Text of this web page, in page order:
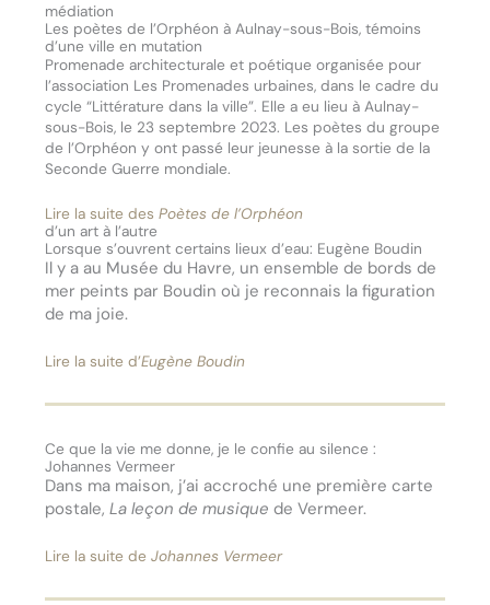
médiation
Les poètes de l’Orphéon à Aulnay-sous-Bois, témoins
d’une ville en mutation
Promenade architecturale et poétique organisée pour
l’association Les Promenades urbaines, dans le cadre du
cycle “Littérature dans la ville”. Elle a eu lieu à Aulnay-
sous-Bois, le 23 septembre 2023. Les poètes du groupe
de l’Orphéon y ont passé leur jeunesse à la sortie de la
Seconde Guerre mondiale.
Lire la suite desPoètes de l’Orphéon
d’un art à l’autre
Lorsque s’ouvrent certains lieux d’eau: Eugène Boudin
Il y a au Musée du Havre, un ensemble de bords de
mer peints par Boudin où je reconnais la figuration
de ma joie.
Lire la suite d’Eugène Boudin
Ce que la vie me donne, je le confie au silence :
Johannes Vermeer
Dans ma maison, j’ai accroché une première carte
postale,La leçon de musique de Vermeer.
Lire la suite deJohannes Vermeer